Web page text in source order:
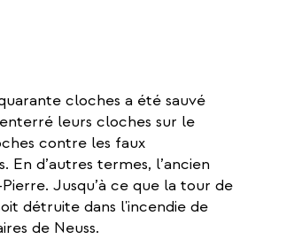
cloches a été sauvé
leurs cloches sur le
contre les faux
En d’autres termes, l’ancien
Jusqu’à ce que la tour de
détruite dans l'incendie de
de Neuss.